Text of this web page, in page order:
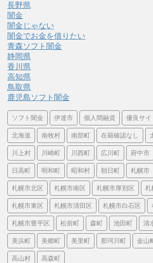
長野県
闇金
闇金じゃない
闇金でお金を借りたい
青森ソフト闇金
静岡県
香川県
高知県
鳥取県
鹿児島ソフト闇金
ソフト闇金 伊達市 個人間融資 優良サイ
北海道 南牧村 南部町 在籍確認なし
川上村 川崎町 川西町 広川町 府中市
日高町 明和町 昭和村 朝日町 札幌市
札幌市北区 札幌市南区 札幌市厚別区 札
札幌市東区 札幌市清田区 札幌市白石区
札幌市豊平区 松前町 森町 池田町 清
美浜町 美郷町 美里町 那珂川町 金山
高山村 高森町